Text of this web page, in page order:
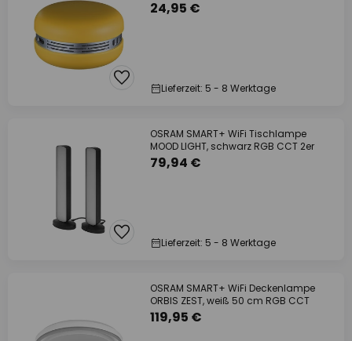
24,95 €
Lieferzeit: 5 - 8 Werktage
OSRAM SMART+ WiFi Tischlampe
MOOD LIGHT, schwarz RGB CCT 2er
79,94 €
Lieferzeit: 5 - 8 Werktage
OSRAM SMART+ WiFi Deckenlampe
ORBIS ZEST, weiß 50 cm RGB CCT
119,95 €